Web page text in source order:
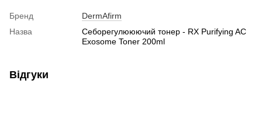
Бренд
DermAfirm
Назва
Себорегулююючий тонер - RX Purifying AC
Exosome Toner 200ml
Відгуки